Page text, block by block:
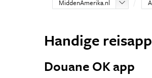
MiddenAmerika.nl
Handige
Douane OK app